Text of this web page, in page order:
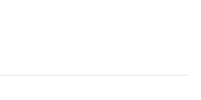
un grup dupa